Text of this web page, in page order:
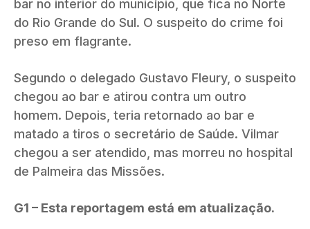
bar no interior do município, que fica no Norte
do Rio Grande do Sul. O suspeito do crime foi
preso em flagrante.
Segundo o delegado Gustavo Fleury, o suspeito
chegou ao bar e atirou contra um outro
homem. Depois, teria retornado ao bar e
matado a tiros o secretário de Saúde. Vilmar
chegou a ser atendido, mas morreu no hospital
de Palmeira das Missões.
G1 – Esta reportagem está em atualização.